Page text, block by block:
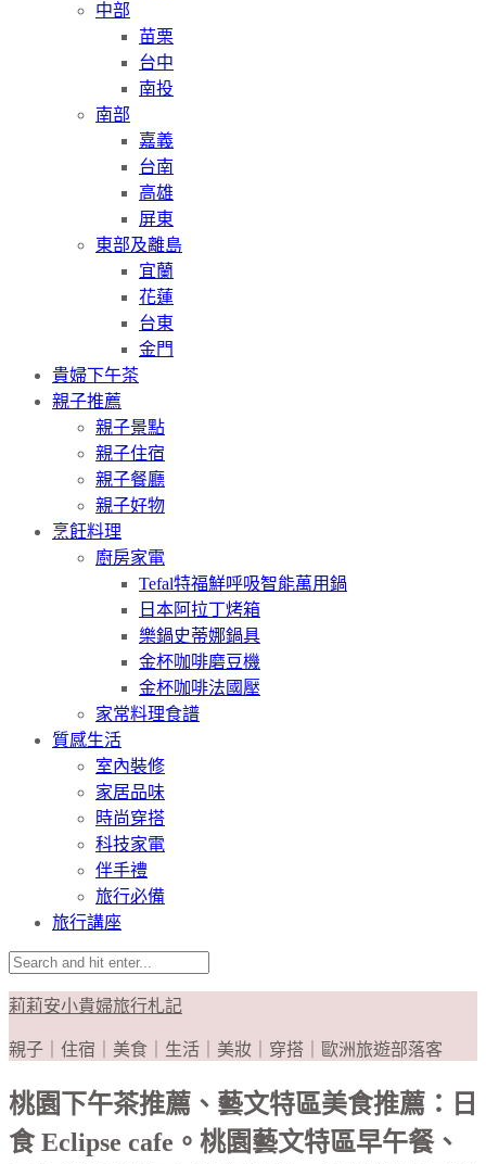
中部
苗栗
台中
南投
南部
嘉義
台南
高雄
屏東
東部及離島
宜蘭
花蓮
台東
金門
貴婦下午茶
親子推薦
親子景點
親子住宿
親子餐廳
親子好物
烹飪料理
廚房家電
Tefal特福鮮呼吸智能萬用鍋
日本阿拉丁烤箱
樂鍋史蒂娜鍋具
金杯咖啡磨豆機
金杯咖啡法國壓
家常料理食譜
質感生活
室內裝修
家居品味
時尚穿搭
科技家電
伴手禮
旅行必備
旅行講座
莉莉安小貴婦旅行札記
親子｜住宿｜美食｜生活｜美妝｜穿搭｜歐洲旅遊部落客
桃園下午茶推薦、藝文特區美食推薦：日
食 Eclipse cafe。桃園藝文特區早午餐、